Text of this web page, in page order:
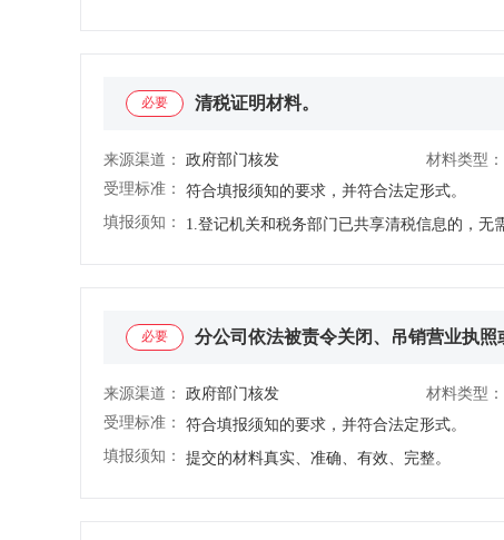
手段获取相关人员身份证明、清税信息、有
必要 清税证明材料。
来源渠道： 政府部门核发 材料类型：
受理标准：
符合填报须知的要求，并符合法定形式。
填报须知：
必要 分公司依法被责令关闭、吊销营业执
来源渠道： 政府部门核发 材料类型：
受理标准：
符合填报须知的要求，并符合法定形式。
填报须知：
提交的材料真实、准确、有效、完整。